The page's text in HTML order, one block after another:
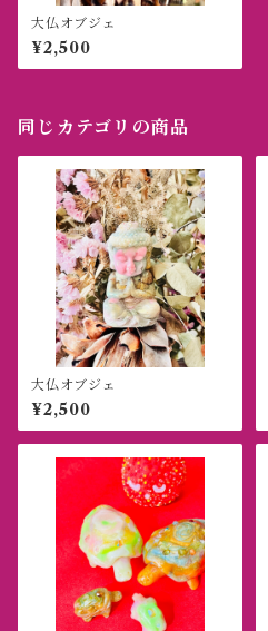
大仏オブジェ
¥2,500
同じカテゴリの商品
大仏オブジェ
¥2,500